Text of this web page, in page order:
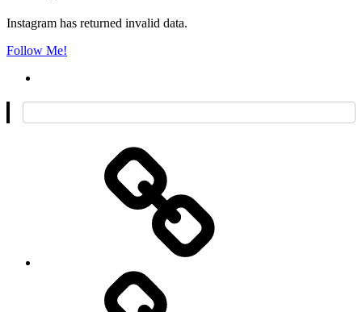
Instagram has returned invalid data.
Follow Me!